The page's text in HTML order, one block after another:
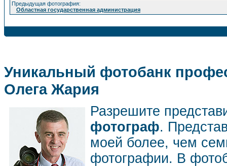
Предыдущая фотография:
Областная государственная администрация
Уникальный фотобанк
Олега Жария
Разрешите
фотограф.
моей более, чем
фотографии. В